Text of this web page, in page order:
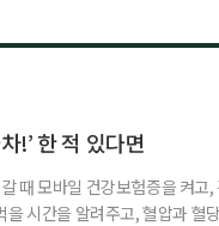
!’ 한 적 있다면
때 모바일 건강보험증을 켜고
시간을 알려주고, 혈압과 혈